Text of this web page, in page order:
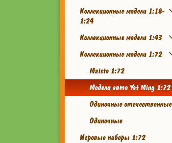
Коллекционные модели 1:18-
1:24
Коллекционные модели 1:43
Коллекционные модели 1:72
Maisto 1:72
Модели авто Yat Ming 1:72
Одиночные отечественные
Одиночные
Игровые наборы 1:72